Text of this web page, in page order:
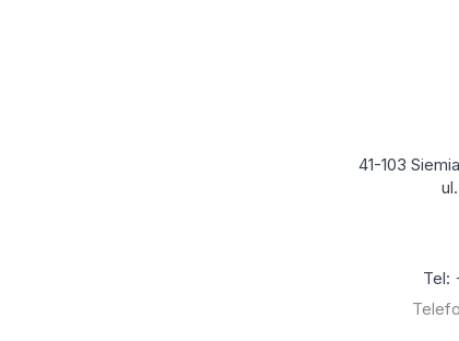
41-103
Tel: